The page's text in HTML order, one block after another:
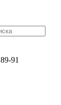
89-91